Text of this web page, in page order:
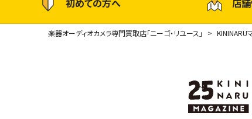
初めての方へ 店
楽器オーディオカメラ専門買取店「ニーゴ・リユース」 KININARU